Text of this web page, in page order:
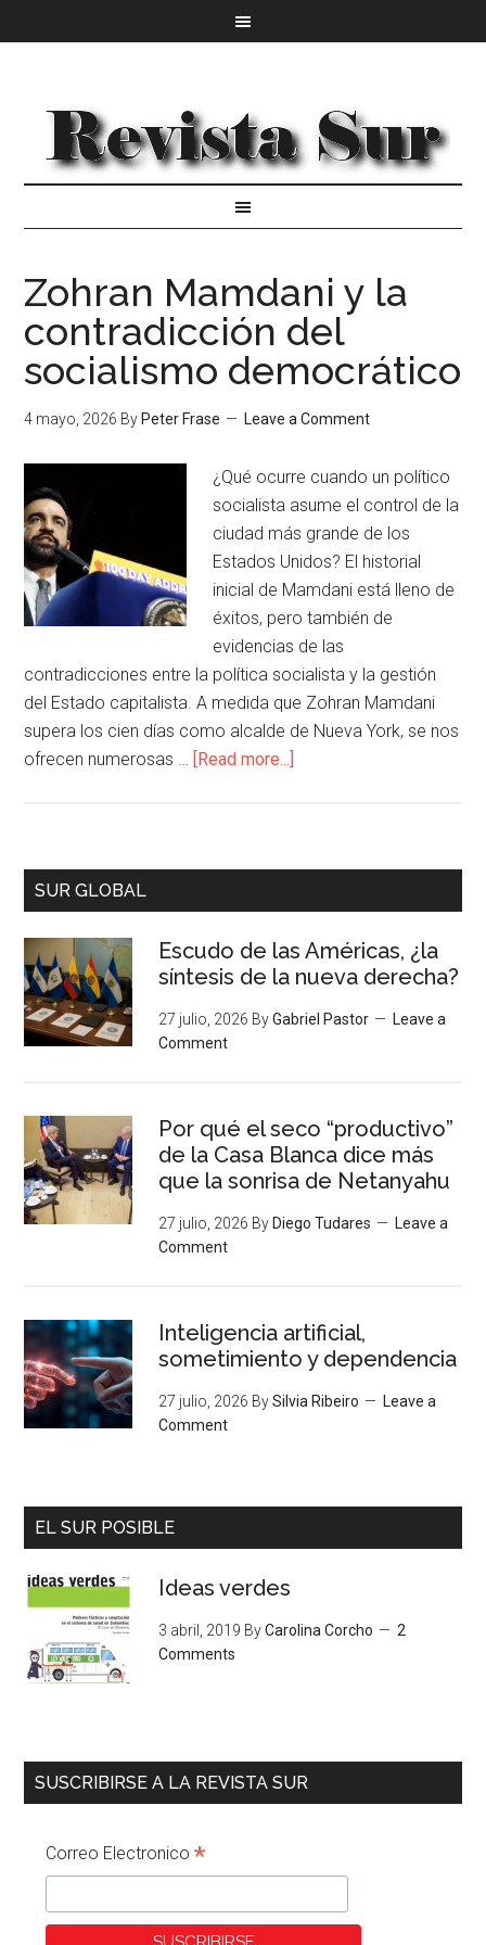
Zohran Mamdani y la
contradicción del
socialismo democrático
4 mayo, 2026 By Peter Frase Leave a Comment
¿Qué ocurre cuando un político
socialista asume el control de la
ciudad más grande de los
Estados Unidos? El historial
inicial de Mamdani está lleno de
éxitos, pero también de
evidencias de las
contradicciones entre la política socialista y la gestión
del Estado capitalista. A medida que Zohran Mamdani
supera los cien días como alcalde de Nueva York, se nos
ofrecen numerosas … [Read more...]
SUR GLOBAL
Escudo de las Américas, ¿la
síntesis de la nueva derecha?
27 julio, 2026 ByGabriel Pastor
Leave a
Comment
Por qué el seco “productivo”
de la Casa Blanca dice más
que la sonrisa de Netanyahu
27 julio, 2026 By Diego Tudares
Leave a
Comment
Inteligencia artificial,
sometimiento y dependencia
27 julio, 2026 BySilvia Ribeiro
Leave a
Comment
EL SUR POSIBLE
Ideas verdes
3 abril, 2019 ByCarolina Corcho
2
Comments
SUSCRIBIRSE A LA REVISTA SUR
Correo Electronico*